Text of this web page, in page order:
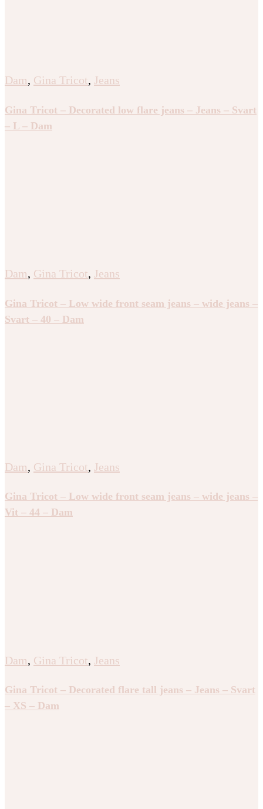
Dam, Gina Tricot, Jeans
Gina Tricot – Decorated low flare jeans – Jeans – Svart
– L – Dam
Dam, Gina Tricot, Jeans
Gina Tricot – Low wide front seam jeans – wide jeans –
Svart – 40 – Dam
Dam, Gina Tricot, Jeans
Gina Tricot – Low wide front seam jeans – wide jeans –
Vit – 44 – Dam
Dam, Gina Tricot, Jeans
Gina Tricot – Decorated flare tall jeans – Jeans – Svart
– XS – Dam